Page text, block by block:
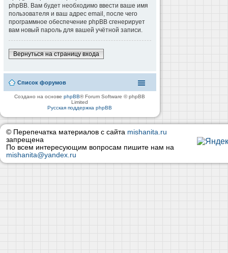
phpBB. Вам будет необходимо ввести ваше имя
пользователя и ваш адрес email, после чего
программное обеспечение phpBB сгенерирует
вам новый пароль для вашей учётной записи.
Вернуться на страницу входа
Список форумов
Создано на основеphpBB® Forum Software © phpBB
Limited
Русская поддержка phpBB
© Перепечатка материалов с сайта mishanita.ru
запрещена
По всем интересующим вопросам пишите нам на
mishanita@yandex.ru